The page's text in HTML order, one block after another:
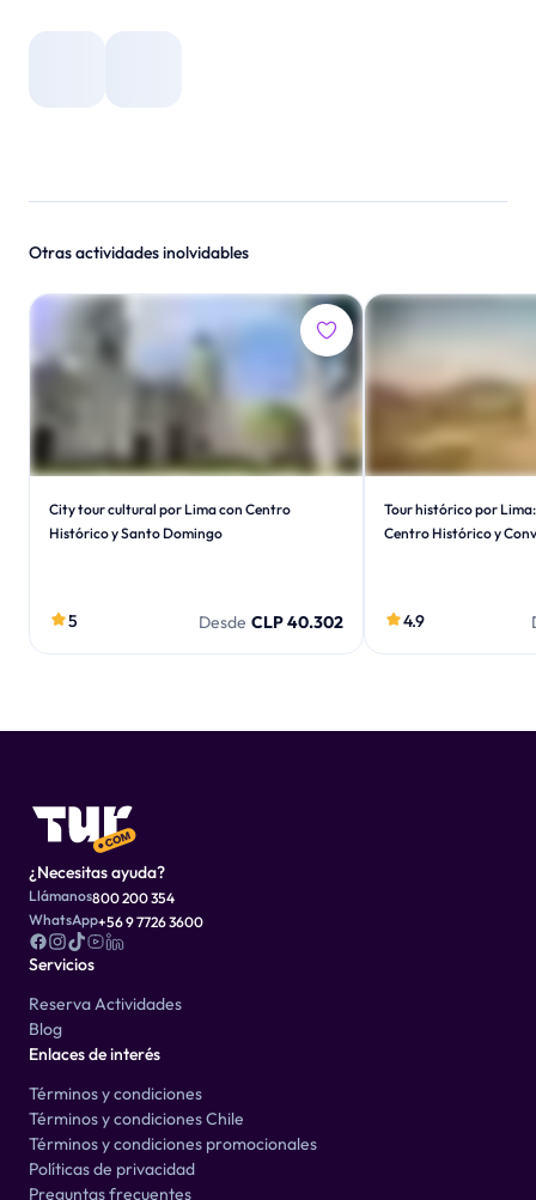
Otras actividades inolvidables
City tour cultural por Lima con Centro
Histórico y Santo Domingo
5 Desde CLP 40.302
Tour histórico por
Centro Histórico y
4.9
¿Necesitas ayuda?
Llámanos800 200 354
WhatsApp+56 9 7726 3600
Servicios
Reserva Actividades
Blog
Enlaces de interés
Términos y condiciones
Términos y condiciones Chile
Términos y condiciones promocionales
Políticas de privacidad
Preguntas frecuentes